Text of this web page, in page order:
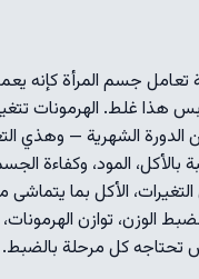
تعامل جسم المرأة كإنه
هذا غلط. الهرمونات
الشهرية — وهذي
بالأكل، المود، وكفاءة
الأكل بما
الوزن، توازن
كل مرحلة بالضبط.